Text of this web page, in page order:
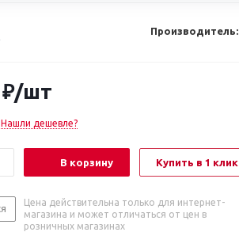
Производитель:
₽/шт
Нашли дешевле?
В корзину Купить в 1 клик
Цена действительна только для интернет-
магазина и может отличаться от цен в
розничных магазинах